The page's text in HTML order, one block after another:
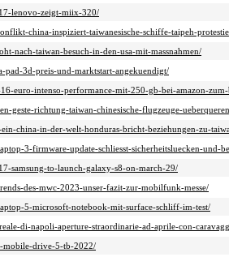
lenovo-zeigt-miix-320/
china-inspiziert-taiwanesische-schiffe-taipeh-
nach-taiwan-besuch-in-den-usa-mit-massnahmen/
pad-3d-preis-und-marktstart-angekuendigt/
euro-intenso-performance-mit-250-gb-bei-amazon-
geste-richtung-taiwan-chinesische-flugzeuge-
china-in-der-welt-honduras-bricht-beziehungen-zu-
3-firmware-update-schliesst-sicherheitsluecken-und-
samsung-to-launch-galaxy-s8-on-march-29/
des-mwc-2023-unser-fazit-zur-mobilfunk-messe/
5-microsoft-notebook-mit-surface-schliff-im-test/
di-napoli-aperture-straordinarie-ad-aprile-con-
mobile-drive-5-tb-2022/